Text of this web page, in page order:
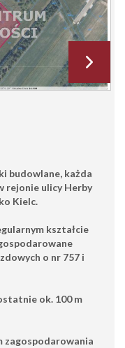
budowlane, każda
rejonie ulicy Herby
Kielc.
kształcie
o nr 757 i
ok. 100 m
zagospodarowania